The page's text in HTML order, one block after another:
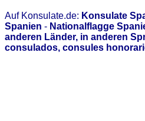
Auf Konsulate.de: Konsulate
Spanien - Nationalflagge
anderen Länder, in anderen
consulados, consules